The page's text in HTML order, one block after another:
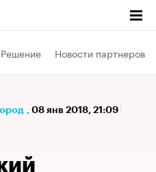
Решение Новости партнеров
, 08 янв 2018, 21:09